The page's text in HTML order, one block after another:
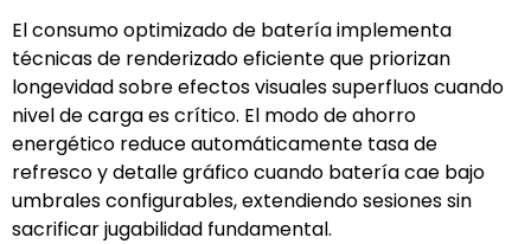
El consumo optimizado de batería implementa
técnicas de renderizado eficiente que priorizan
longevidad sobre efectos visuales superfluos cuando
nivel de carga es crítico. El modo de ahorro
energético reduce automáticamente tasa de
refresco y detalle gráfico cuando batería cae bajo
umbrales configurables, extendiendo sesiones sin
sacrificar jugabilidad fundamental.